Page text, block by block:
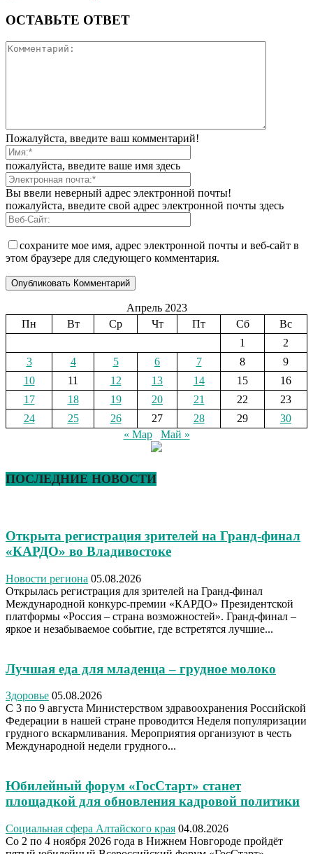
ОСТАВЬТЕ ОТВЕТ
Пожалуйста, введите ваш комментарий!
пожалуйста, введите ваше имя здесь
Вы ввели неверный адрес электронной почты!
пожалуйста, введите свой адрес электронной почты здесь
сохраните мое имя, адрес электронной почты и веб-сайт в
этом браузере для следующего комментария.
Апрель 2023
Пн
Вт Ср Чт Пт Сб
Вс
1
2
3
4 5 6 7 8
9
10
11 12 13 14 15
16
17
18 19 20 21 22
23
24
25 26 27 28 29
30
« Мар
Май »
ПОСЛЕДНИЕ НОВОСТИ
Открыта регистрация зрителей на Гранд-финал
«КАРДО» во Владивостоке
Новости региона 05.08.2026
Открылась регистрация для зрителей на Гранд-финал
Международной конкурс-премии «КАРДО» Президентской
платформы «Россия – страна возможностей». Гранд-финал –
яркое и незабываемое событие, где встретятся лучшие...
Лучшая еда для младенца – грудное молоко
Здоровье 05.08.2026
С 3 по 9 августа Министерством здравоохранения Российской
Федерации в нашей стране проводится Неделя популяризации
грудного вскармливания. Мероприятия организуют в честь
Международной недели грудного...
Юбилейный форум «ГосСтарт» станет
площадкой для обновления кадровой политики
Социальная сфера Алтайского края 04.08.2026
Со 2 по 4 ноября 2026 года в Нижнем Новгороде пройдёт